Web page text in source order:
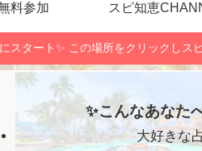
料参加 スピ知恵
スタート✨ この場所をクリックしス
✨こんなあなた
大好きな